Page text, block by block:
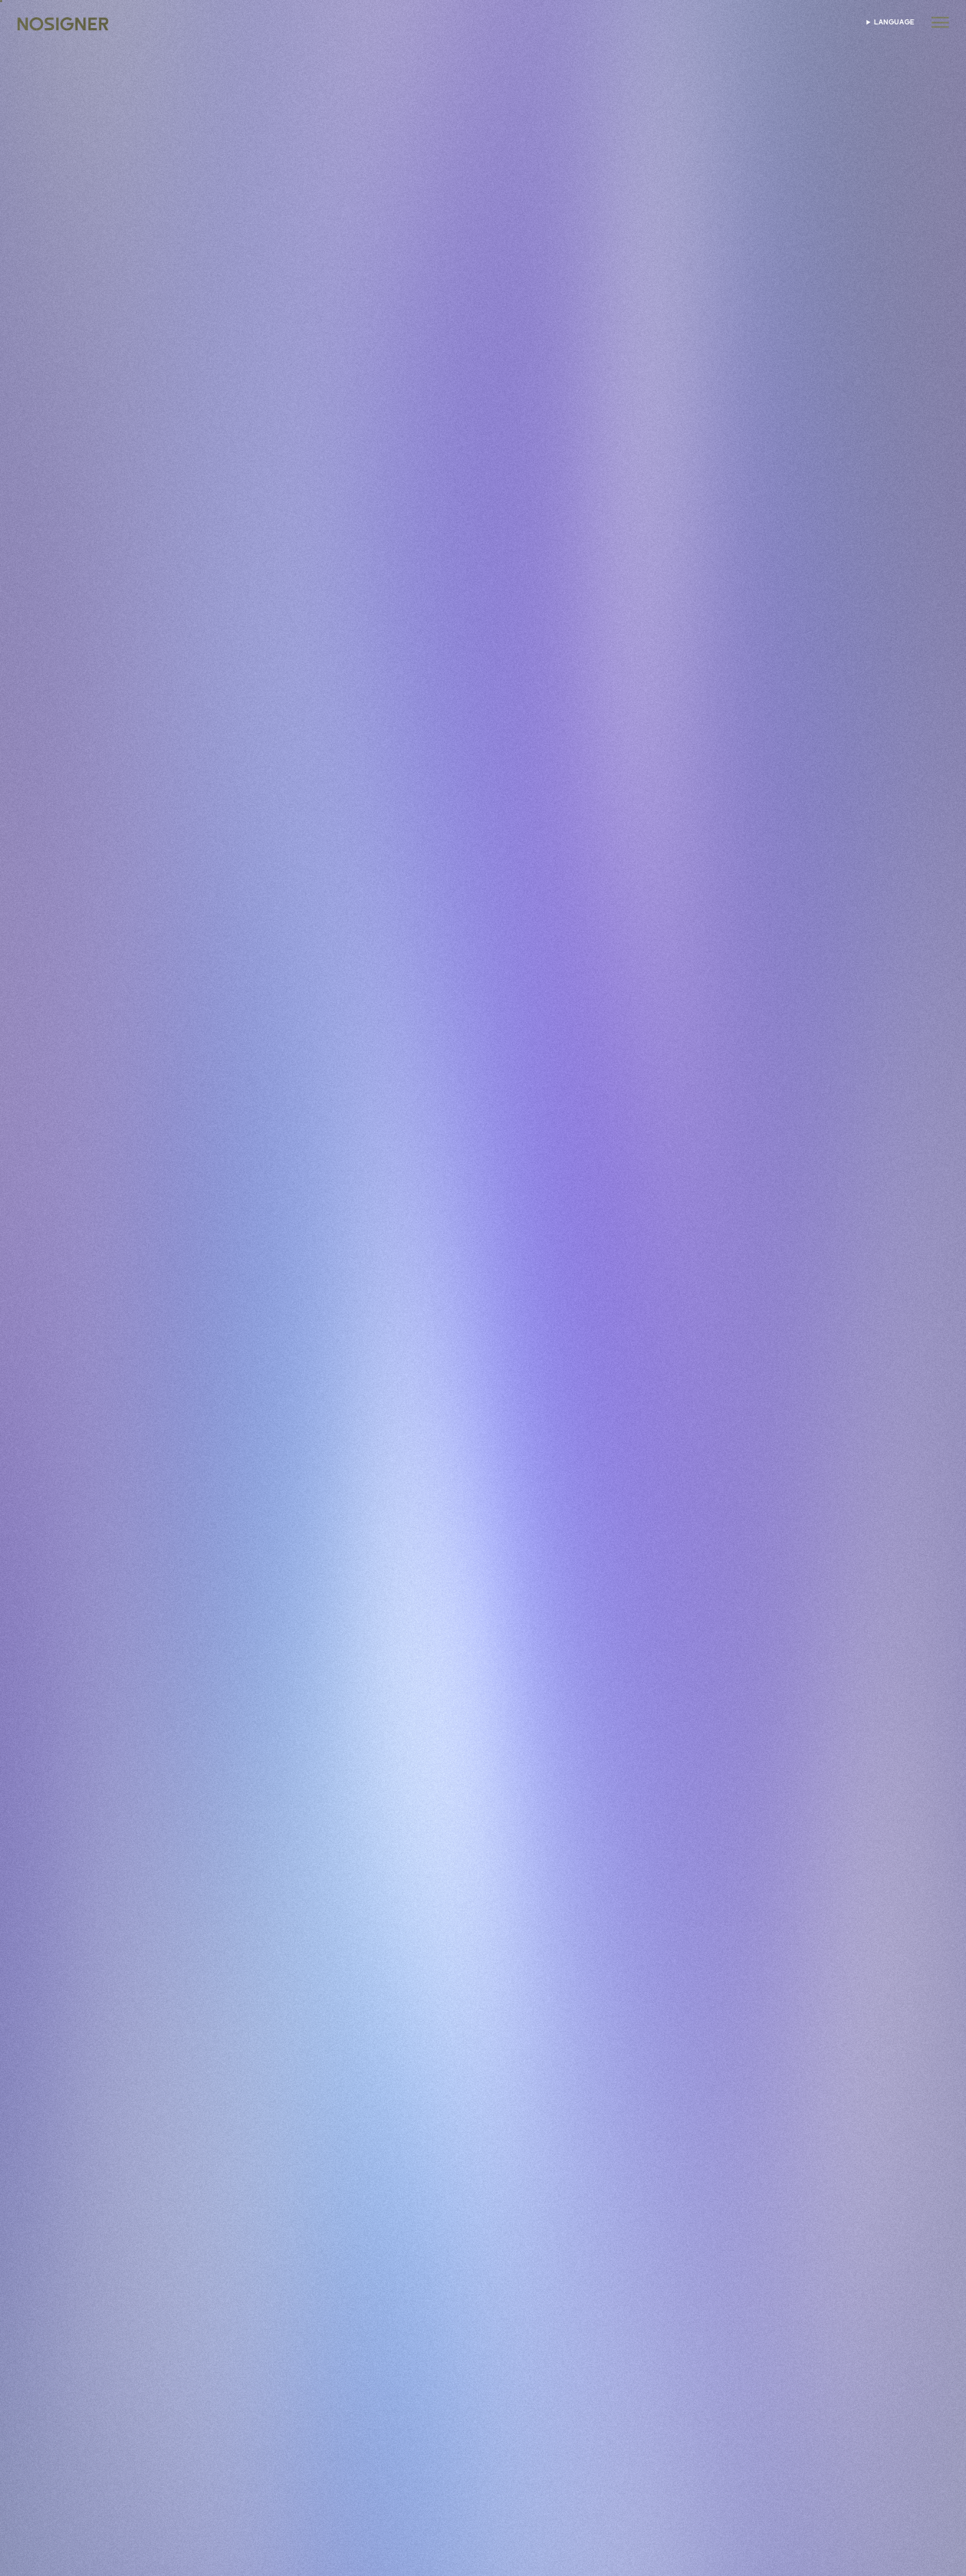
ACASĂ SELECTEAZĂ LIMBA
LANGUAGE